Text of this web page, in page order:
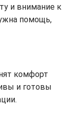
и внимание к
помощь,
комфорт
и готовы